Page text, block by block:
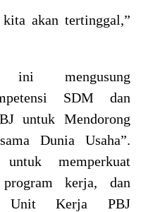
akan tertinggal,”
mengusung
SDM dan
untuk Mendorong
Dunia Usaha”.
memperkuat
program kerja, dan
Unit Kerja PBJ